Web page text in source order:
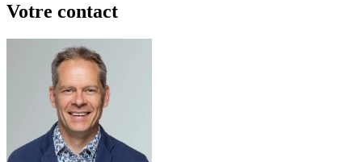
Votre contact